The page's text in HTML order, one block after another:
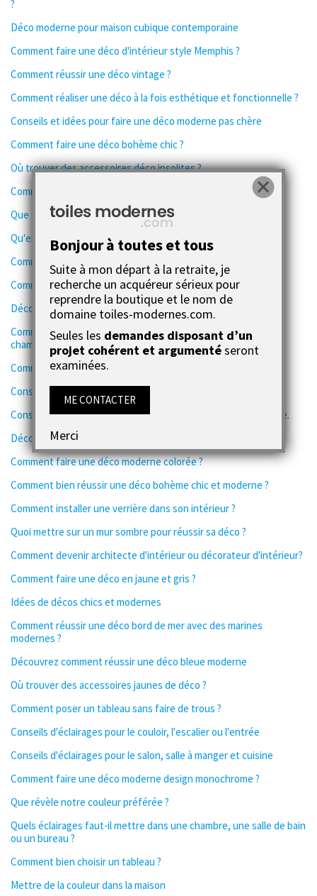
?
Déco moderne pour maison cubique contemporaine
Comment faire une déco d'intérieur style Memphis ?
Comment réussir une déco vintage ?
Comment réaliser une déco à la fois esthétique et fonctionnelle ?
Conseils et idées pour faire une déco moderne pas chère
Comment faire une déco bohème chic ?
Où trouver des accessoires déco insolites ?
Comme faire une déco douce dans la chambre ?
Que signifie le style Bauhaus ?
Qu'est-ce le home staging ?
Comment réussir une déco d'intérieur noire ?
Comment optimiser au maximum un escalier ?
Déco d'intérieur en gris bleu super tendance
Comment faire une déco industrielle à moindre coût dans la
chambre ?
Comment faire une déco douce et apaisante ?
Conseils pour réaliser une déco scandinave chic
Conseils pour réaliser une déco ambiance tropicale et exotique.
Déco design mélangée au style ethnique
Comment faire une déco moderne colorée ?
Comment bien réussir une déco bohème chic et moderne ?
Comment installer une verrière dans son intérieur ?
Quoi mettre sur un mur sombre pour réussir sa déco ?
Comment devenir architecte d'intérieur ou décorateur d'intérieur?
Comment faire une déco en jaune et gris ?
Idées de décos chics et modernes
Comment réussir une déco bord de mer avec des marines
modernes ?
Découvrez comment réussir une déco bleue moderne
Où trouver des accessoires jaunes de déco ?
Comment poser un tableau sans faire de trous ?
Conseils d'éclairages pour le couloir, l'escalier ou l'entrée
Conseils d'éclairages pour le salon, salle à manger et cuisine
Comment faire une déco moderne design monochrome ?
Que révèle notre couleur préférée ?
Quels éclairages faut-il mettre dans une chambre, une salle de bain
ou un bureau ?
Comment bien choisir un tableau ?
Mettre de la couleur dans la maison
Bonjour à toutes et tous
Suite à mon départ à la retraite, je
recherche un acquéreur sérieux pour
reprendre la boutique et le nom de
domaine toiles-modernes.com.
Seules les demandes disposant d’un
projet cohérent et argumentéseront
examinées.
ME CONTACTER
Merci